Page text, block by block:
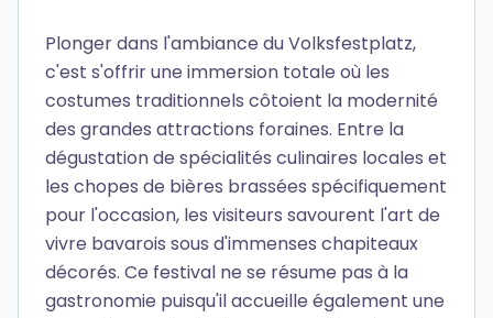
Plonger dans l'ambiance du Volksfestplatz,
c'est s'offrir une immersion totale où les
costumes traditionnels côtoient la modernité
des grandes attractions foraines. Entre la
dégustation de spécialités culinaires locales et
les chopes de bières brassées spécifiquement
pour l'occasion, les visiteurs savourent l'art de
vivre bavarois sous d'immenses chapiteaux
décorés. Ce festival ne se résume pas à la
gastronomie puisqu'il accueille également une